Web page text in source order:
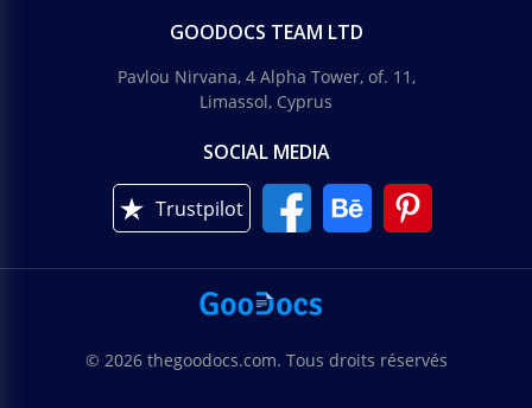
GOODOCS TEAM LTD
Pavlou Nirvana, 4 Alpha Tower, of. 11,
Limassol, Cyprus
SOCIAL MEDIA
Trustpilot
© 2026 thegoodocs.com. Tous droits réservés